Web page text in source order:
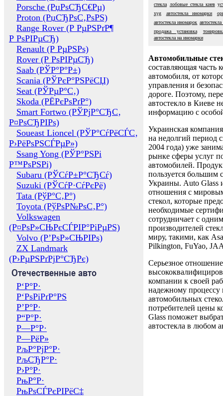
Porsche (РџРѕСЂС€Рµ)
Proton (РџСЂРѕС‚РѕРЅ)
Range Rover (Р РµРЅРґР¶
Р РѕРІРµСЂ)
Renault (Р РµРЅРѕ)
Rover (Р РѕРІРµСЂ)
Saab (РЎР°Р°Р±)
Scania (РЎРєР°РЅРёСЏ)
Seat (РЎРµР°С‚)
Skoda (РЁРєРѕРґР°)
Smart Fortwo (РЎРјР°СЂС‚
Р¤РѕСЂРІРѕ)
Soueast Lioncel (РЎР°СѓРёСЃС‚
Р›РёРѕРЅСЃРµР»)
Ssang Yong (РЎР°РЅРі
Р™РѕРЅРі)
Subaru (РЎСѓР±Р°СЂСѓ)
Suzuki (РЎСѓР·СѓРєРё)
Tata (РўР°С‚Р°)
Toyota (РўРѕР№РѕС‚Р°)
Volkswagen
(Р¤РѕР»СЊРєСЃРІР°РіРµРЅ)
Volvo (Р’РѕР»СЊРІРѕ)
ZX Landmark
(Р›РµРЅРґРјР°СЂРє)
Отечественные авто
Р‘Р°Р·
Р‘РѕРіРґР°РЅ
Р’Р°Р·
Р“Р°Р·
Р—Р°Р·
Р—РёР»
РљР°РјР°Р·
РљСЂР°Р·
Р›Р°Р·
РњР°Р·
РњРѕСЃРєРІРёС‡
стекла
лобовые стекла киев
xyg
автостекла иномарки
автостекла иномарок
продажа установка
автостекла на иномарки
Автомобильные
составляющая часть
автомобиля, от
управления и
дороге. Поэтому,
автостекло в Киеве
информацию с
Украинская
на недолгий период
2004 года) уже
рынке сферы услуг
автомобилей.
пользуется большим
Украины. Auto Glass
отношения с
стекол, которые
необходимые
сотрудничает с
производителей
миру, такими, как
Pilkington, FuYao,
Серьезное отношение
компании к своей
надежному процессу
автомобильных
потребителей цены
Glass поможет
автостекла в любом